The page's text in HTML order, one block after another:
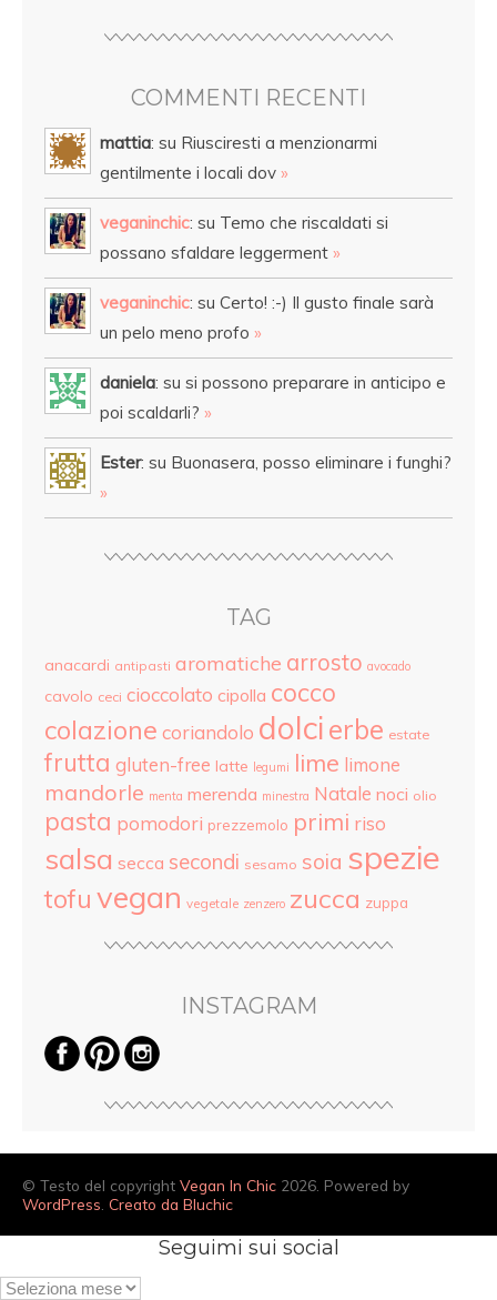
COMMENTI RECENTI
mattia: su Riusciresti a menzionarmi
gentilmente i locali dov »
veganinchic: su Temo che riscaldati si
possano sfaldare leggerment »
veganinchic: su Certo! :-) Il gusto finale sarà
un pelo meno profo »
daniela: su si possono preparare in anticipo e
poi scaldarli? »
Ester: su Buonasera, posso eliminare i funghi?
»
TAG
anacardi antipasti aromatiche arrosto avocado
cavolo ceci cioccolato cipolla cocco
colazione coriandolo dolci erbe estate
frutta gluten-free latte legumi lime limone
mandorle menta merenda minestra Natale noci olio
pasta pomodori prezzemolo primi riso
salsa secca secondi sesamo soia spezie
tofu vegan vegetale zenzero zucca zuppa
INSTAGRAM
© Testo del copyright Vegan In Chic 2026. Powered by
WordPress Creato da Bluchic
Seguimi sui social